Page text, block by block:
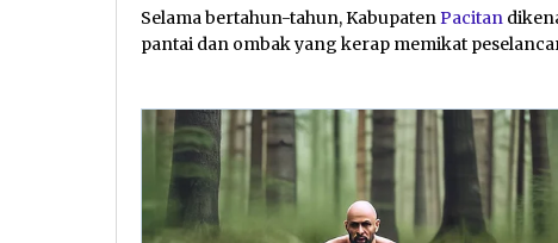
Selama bertahun-tahun, KabupatenPacitan
pantai dan ombak yang kerap memikat